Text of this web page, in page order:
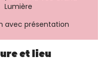
Lumière
avec présentation
et lieu